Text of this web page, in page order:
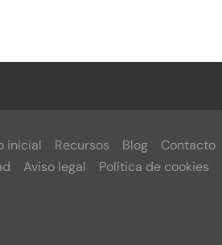
inicial Recursos Blog Contacto
Aviso legal Política de cookies